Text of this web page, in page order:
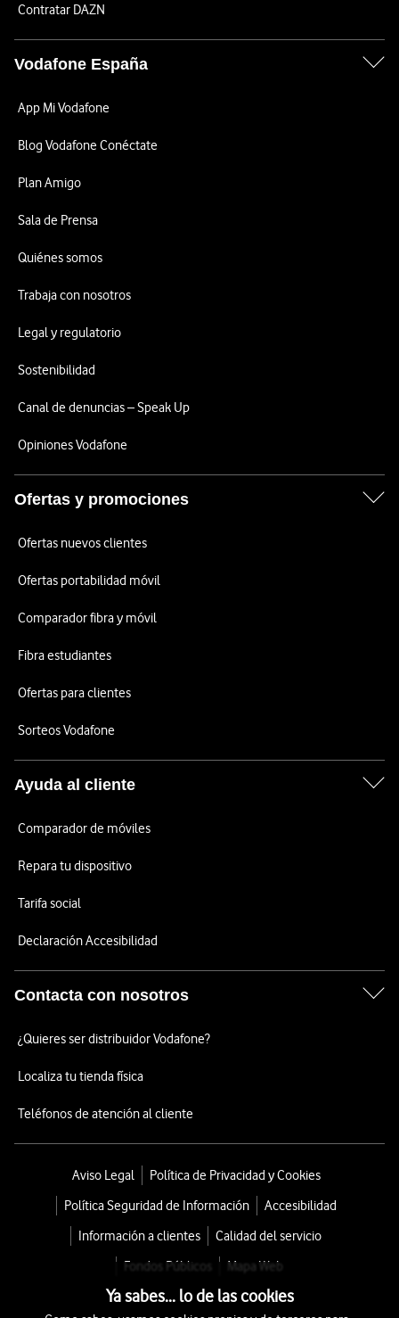
Contratar DAZN
Vodafone España
App Mi Vodafone
Blog Vodafone Conéctate
Plan Amigo
Sala de Prensa
Quiénes somos
Trabaja con nosotros
Legal y regulatorio
Sostenibilidad
Canal de denuncias – Speak Up
Opiniones Vodafone
Ofertas y promociones
Ofertas nuevos clientes
Ofertas portabilidad móvil
Comparador fibra y móvil
Fibra estudiantes
Ofertas para clientes
Sorteos Vodafone
Ayuda al cliente
Comparador de móviles
Repara tu dispositivo
Tarifa social
Declaración Accesibilidad
Contacta con nosotros
¿Quieres ser distribuidor Vodafone?
Localiza tu tienda física
Teléfonos de atención al cliente
Aviso Legal
Política de Privacidad y Cookies
Política Seguridad de Información
Accesibilidad
Información a clientes
Calidad del servicio
Fondos Públicos
Mapa Web
Ya sabes... lo de las cookies